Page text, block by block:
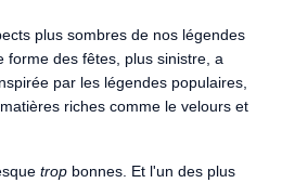
plus sombres de nos légendes
forme des fêtes, plus sinistre, a
par les légendes populaires,
riches comme le velours et
trop bonnes. Et l'un des plus